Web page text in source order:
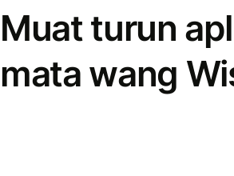
Muat turun
mata wang